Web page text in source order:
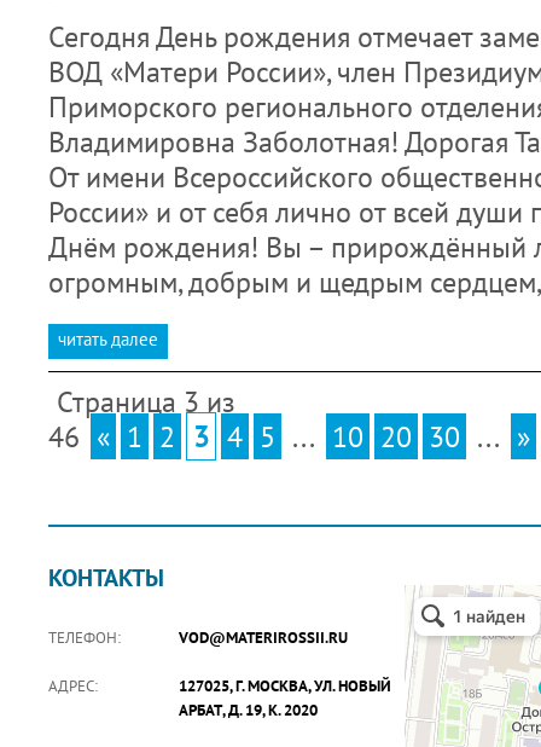
Сегодня День рождения отмечает
ВОД «Матери России», член
Приморского регионального
Владимировна Заболотная! Дорогая
От имени Всероссийского
России» и от себя лично от всей души
Днём рождения! Вы – прирождённый
огромным, добрым и щедрым
читать далее
Страница 3 из
46 « 1 2 3 4 5 ... 10 20 30 ... »
КОНТАКТЫ
ТЕЛЕФОН: VOD@MATERIROSSII.RU
АДРЕС:
127025, Г. МОСКВА, УЛ. НОВЫЙ
АРБАТ, Д. 19, К. 2020